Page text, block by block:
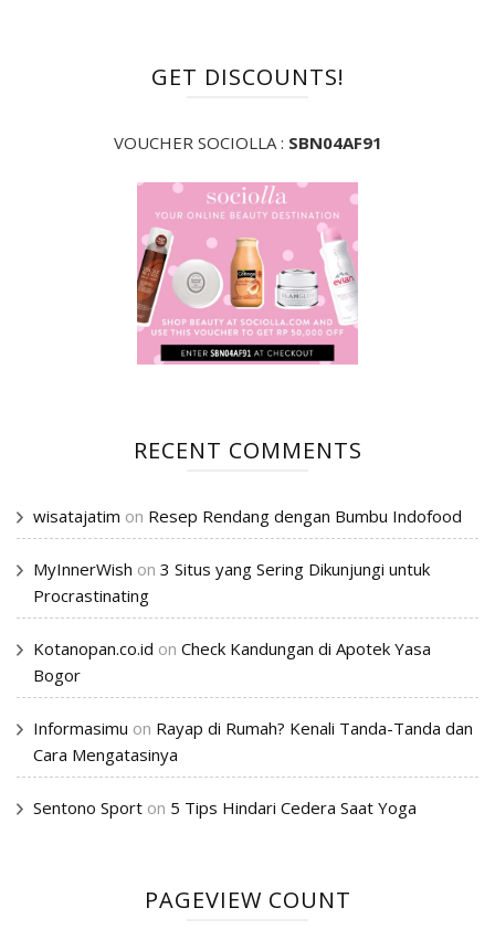
GET DISCOUNTS!
VOUCHER SOCIOLLA : SBN04AF91
RECENT COMMENTS
wisatajatim on Resep Rendang dengan Bumbu Indofood
MyInnerWish on 3 Situs yang Sering Dikunjungi untuk
Procrastinating
Kotanopan.co.id on Check Kandungan di Apotek Yasa
Bogor
Informasimu on Rayap di Rumah? Kenali Tanda-Tanda dan
Cara Mengatasinya
Sentono Sport on 5 Tips Hindari Cedera Saat Yoga
PAGEVIEW COUNT